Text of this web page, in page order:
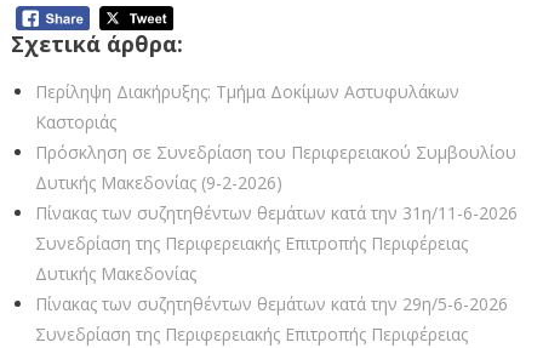
Σχετικά άρθρα:
Περίληψη Διακήρυξης: Τμήμα Δοκίμων Αστυφυλάκων
Καστοριάς
Πρόσκληση σε Συνεδρίαση του Περιφερειακού Συμβουλίου
Δυτικής Μακεδονίας (9-2-2026)
Πίνακας των συζητηθέντων θεμάτων κατά την 31η/11-6-2026
Συνεδρίαση της Περιφερειακής Επιτροπής Περιφέρειας
Δυτικής Μακεδονίας
Πίνακας των συζητηθέντων θεμάτων κατά την 29η/5-6-2026
Συνεδρίαση της Περιφερειακής Επιτροπής Περιφέρειας